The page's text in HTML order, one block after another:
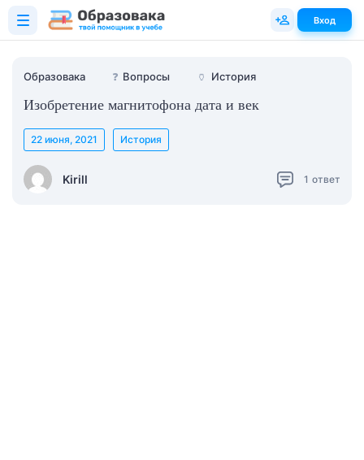
Образовака ❓ Вопросы 🏺 История
Изобретение магнитофона дата и век
Kirill
22 июня, 2021 История
1 ответ
Вход